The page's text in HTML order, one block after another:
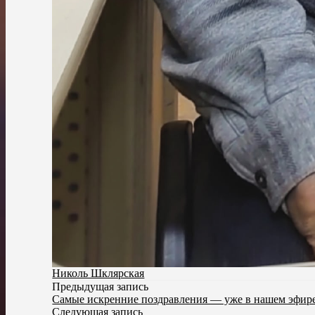
Николь Шклярская
Предыдущая запись
Самые искренние поздравления — уже в нашем
Следующая запись